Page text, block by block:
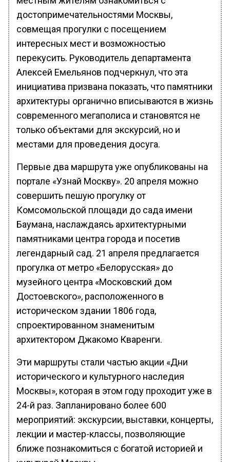
достопримечательностями Москвы,
совмещая прогулки с посещением
интересных мест и возможностью
перекусить. Руководитель департамента
Алексей Емельянов подчеркнул, что эта
инициатива призвана показать, что памятники
архитектуры органично вписываются в жизнь
современного мегаполиса и становятся не
только объектами для экскурсий, но и
местами для проведения досуга.
Первые два маршрута уже опубликованы на
портале «Узнай Москву». 20 апреля можно
совершить пешую прогулку от
Комсомольской площади до сада имени
Баумана, наслаждаясь архитектурными
памятниками центра города и посетив
легендарный сад. 21 апреля предлагается
прогулка от метро «Белорусская» до
музейного центра «Московский дом
Достоевского», расположенного в
историческом здании 1806 года,
спроектированном знаменитым
архитектором Джакомо Кваренги.
Эти маршруты стали частью акции «Дни
исторического и культурного наследия
Москвы», которая в этом году проходит уже в
24-й раз. Запланировано более 600
мероприятий: экскурсии, выставки, концерты,
лекции и мастер-классы, позволяющие
ближе познакомиться с богатой историей и